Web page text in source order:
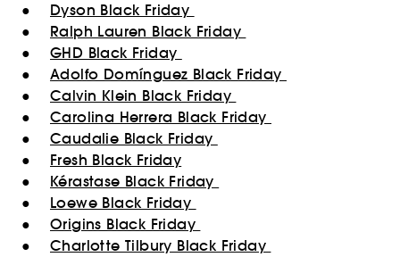
● Dyson Black Friday
● Ralph Lauren Black Friday
● GHD Black Friday
● Adolfo Domínguez Black Friday
● Calvin Klein Black Friday
● Carolina Herrera Black Friday
● Caudalie Black Friday
● Fresh Black Friday
● Kérastase Black Friday
● Loewe Black Friday
● Origins Black Friday
● Charlotte Tilbury Black Friday